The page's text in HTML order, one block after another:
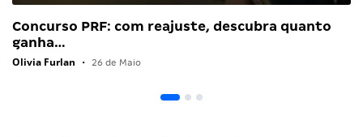
Concurso PRF: com reajuste, descubra quanto
ganha…
Olivia Furlan • 26 de Maio